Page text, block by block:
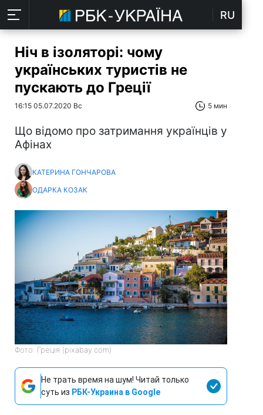
RU
Ніч в ізоляторі: чому
українських туристів не
пускають до Греції
16:15 05.07.2020 Вс 5 мин
Що відомо про затримання українців у
Афінах
КАТЕРИНА ГОНЧАРОВА
ОДАРКА КОЗАК
Фото: Греція (pixabay.com)
Не трать время на шум! Читай только
суть из РБК-Украина в Google